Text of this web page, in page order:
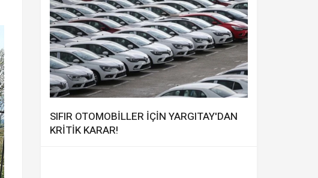
SIFIR OTOMOBİLLER İÇİN YARGITAY'DAN
KRİTİK KARAR!